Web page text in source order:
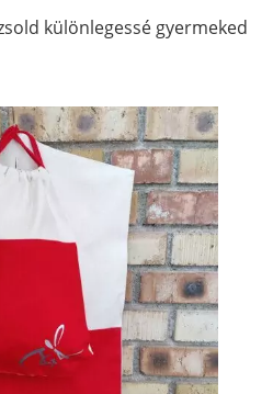
különlegessé gyermeked